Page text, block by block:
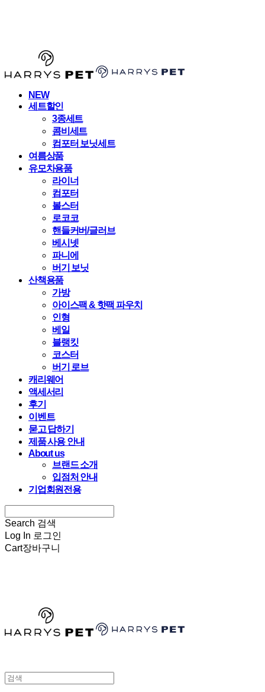
NEW
세트할인
3종세트
콤비세트
컴포터 보닛세트
여름상품
유모차용품
라이너
컴포터
볼스터
로코코
핸들커버/글러브
베시넷
파니에
버기 보닛
산책용품
가방
아이스팩 & 핫팩 파우치
인형
베일
블랭킷
코스터
버기 로브
캐리웨어
액세서리
후기
이벤트
묻고 답하기
제품 사용 안내
About us
브랜드 소개
입점처 안내
기업회원전용
Search 검색
Log In 로그인
Cart장바구니